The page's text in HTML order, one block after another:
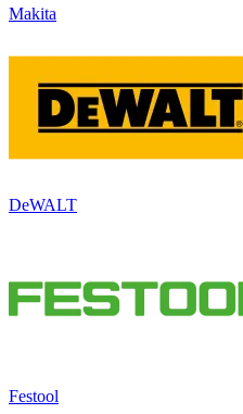
Makita
DeWALT
Festool